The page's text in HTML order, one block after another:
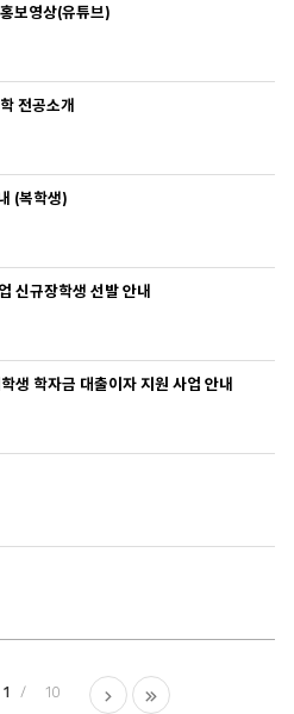
보영상(유튜브)
전공소개
(복학생)
신규장학생 선발 안내
생 학자금 대출이자 지원 사업 안내
1 10